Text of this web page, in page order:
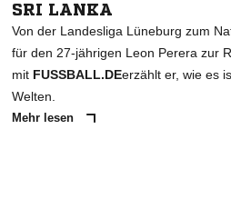
SRI LANKA
Von der Landesliga Lüneburg zum
für den 27-jährigen Leon Perera zur
mit FUSSBALL.DEerzählt er, wie es
Welten.
Mehr lesen